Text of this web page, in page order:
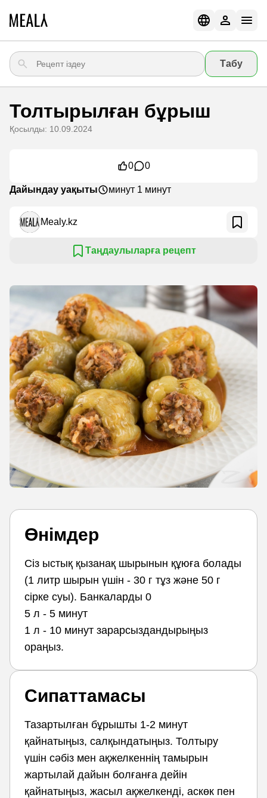
Табу
Толтырылған бұрыш
Қосылды: 10.09.2024
0 0
Дайындау уақыты минут 1 минут
Mealy.kz
Таңдаулыларға рецепт
Өнімдер
Сіз ыстық қызанақ шырынын құюға болады
(1 литр шырын үшін - 30 г тұз және 50 г
сірке суы). Банкаларды 0
5 л - 5 минут
1 л - 10 минут зарарсыздандырыңыз
ораңыз.
Сипаттамасы
Тазартылған бұрышты 1-2 минут
қайнатыңыз, салқындатыңыз. Толтыру
үшін сәбіз мен ақжелкеннің тамырын
жартылай дайын болғанға дейін
қайнатыңыз, жасыл ақжелкенді, аскөк пен